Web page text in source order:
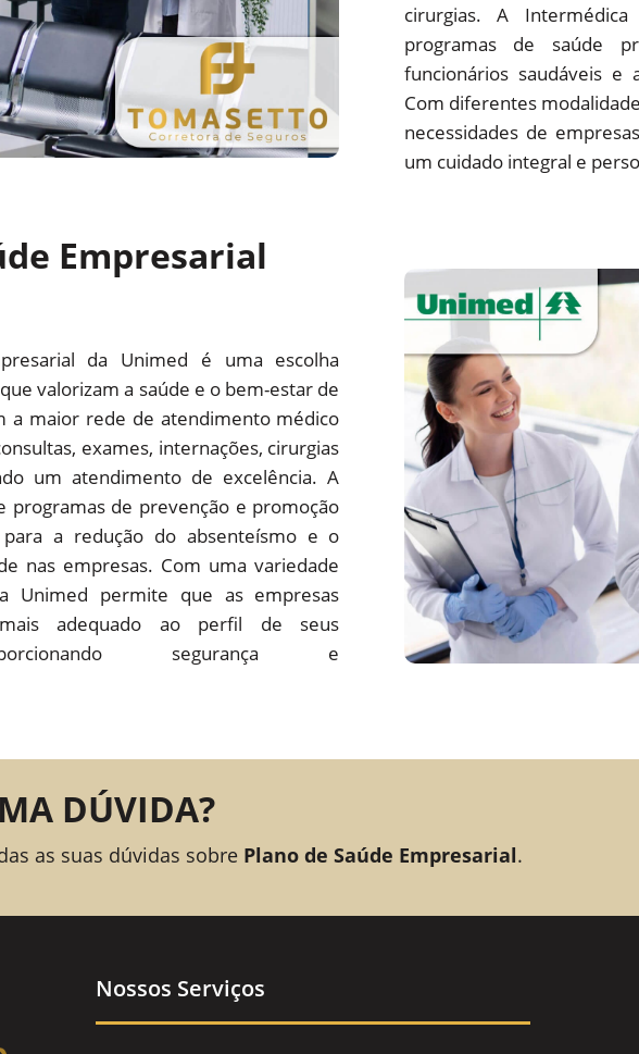
cirurgias. A
programas de saúde
funcionários saudáveis e
Com diferentes
necessidades de
um cuidado integral e
Empresarial
da Unimed é uma escolha
valorizam a saúde e o bem-estar de
a maior rede de atendimento médico
exames, internações, cirurgias
um atendimento de excelência. A
programas de prevenção e promoção
a redução do absenteísmo e o
nas empresas. Com uma variedade
Unimed permite que as empresas
adequado ao perfil de seus
segurança e
DÚVIDA?
as suas dúvidas sobre Plano de Saúde Empresarial.
Nossos Serviços